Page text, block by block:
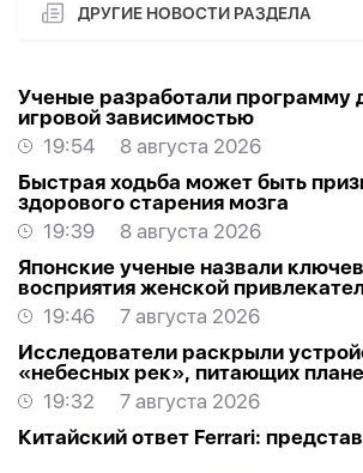
ДРУГИЕ НОВОСТИ РАЗДЕЛА
Ученые разработали программу
игровой зависимостью
19:54
8 августа 2026
Быстрая ходьба может быть
здорового старения мозга
19:39
8 августа 2026
Японские ученые назвали
восприятия женской
19:46
7 августа 2026
Исследователи раскрыли
«небесных рек», питающих
19:32
7 августа 2026
Китайский ответ Ferrari: